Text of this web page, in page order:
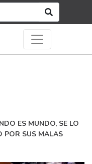
ES MUNDO, SE LO
POR SUS MALAS